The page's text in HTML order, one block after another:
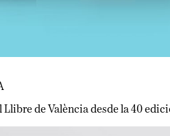
de València desde la 40 edición.